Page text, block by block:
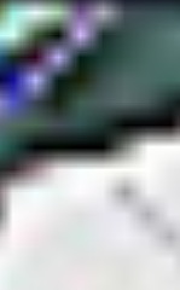
Szybkie menu
O nas